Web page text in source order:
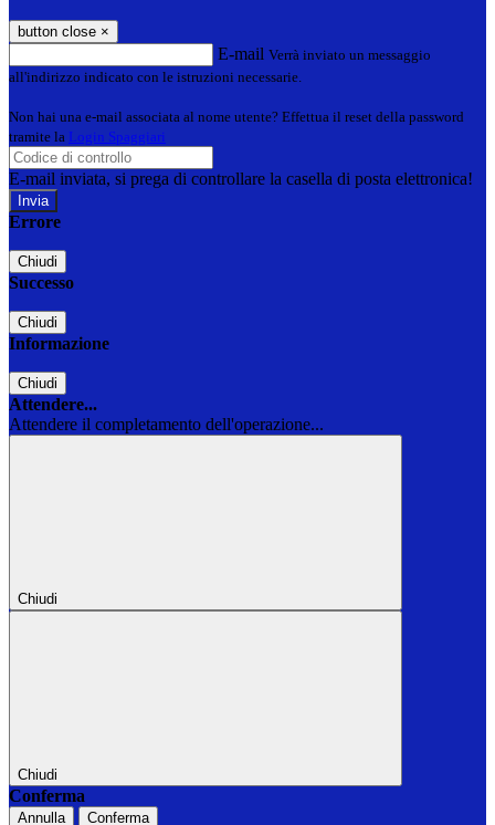
button close ×
E-mail Verrà inviato un messaggio
all'indirizzo indicato con le istruzioni necessarie.
Non hai una e-mail associata al nome utente? Effettua il reset della password
tramite la Login Spaggiari
E-mail inviata, si prega di controllare la casella di posta elettronica!
Errore
Chiudi
Successo
Chiudi
Informazione
Chiudi
Attendere...
Attendere il completamento dell'operazione...
Chiudi
Chiudi
Conferma
Annulla Conferma